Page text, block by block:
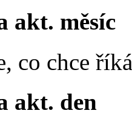
akt. měsíc
co chce
akt. den